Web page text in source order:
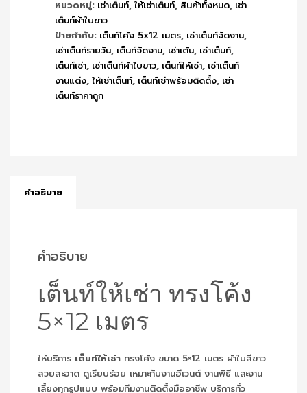
หมวดหมู่: เช่าเต็นท์, ให้เช่าเต็นท์, สินค้าทั้งหมด, เช่า
เต็นท์ผ้าใบขาว
ป้ายกำกับ: เต็นท์โค้ง 5x12 เมตร, เช่าเต็นท์จัดงาน,
เช่าเต็นท์รายวัน, เต็นท์จัดงาน, เช่าเต้น, เช่าเต็นท์,
เต็นท์เช่า, เช่าเต็นท์ผ้าใบขาว, เต็นท์ให้เช่า, เช่าเต็นท์
งานแต่ง, ให้เช่าเต็นท์, เต็นท์เช่าพร้อมติดตั้ง, เช่า
เต็นท์ราคาถูก
คำอธิบาย
คำอธิบาย
เต็นท์ให้เช่า ทรงโค้ง
5×12 เมตร
ให้บริการ เต็นท์ให้เช่า ทรงโค้ง ขนาด 5×12 เมตร ผ้าใบสีขาว
สวยสะอาด ดูเรียบร้อย เหมาะกับงานอีเวนต์ งานพิธี และงาน
เลี้ยงทุกรูปแบบ พร้อมทีมงานติดตั้งมืออาชีพ บริการทั่ว